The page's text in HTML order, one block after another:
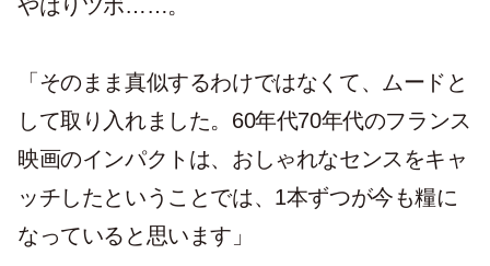
やはりツボ……。
「そのまま真似するわけではなくて、ムードと
して取り入れました。60年代70年代のフランス
映画のインパクトは、おしゃれなセンスをキャ
ッチしたということでは、1本ずつが今も糧に
なっていると思います」